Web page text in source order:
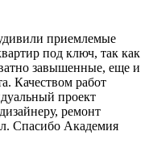
приемлемые
под ключ, так как
завышенные, еще и
Качеством работ
проект
ремонт
Спасибо Академия